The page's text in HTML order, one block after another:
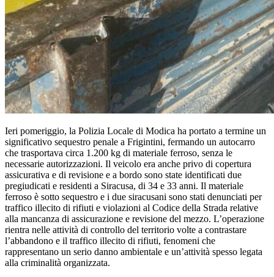
Ieri pomeriggio, la Polizia Locale di Modica ha portato a termine un
significativo sequestro penale a Frigintini, fermando un autocarro
che trasportava circa 1.200 kg di materiale ferroso, senza le
necessarie autorizzazioni. Il veicolo era anche privo di copertura
assicurativa e di revisione e a bordo sono state identificati due
pregiudicati e residenti a Siracusa, di 34 e 33 anni. Il materiale
ferroso è sotto sequestro e i due siracusani sono stati denunciati per
traffico illecito di rifiuti e violazioni al Codice della Strada relative
alla mancanza di assicurazione e revisione del mezzo. L’operazione
rientra nelle attività di controllo del territorio volte a contrastare
l’abbandono e il traffico illecito di rifiuti, fenomeni che
rappresentano un serio danno ambientale e un’attività spesso legata
alla criminalità organizzata.